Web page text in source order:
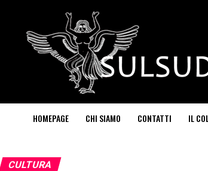
HOMEPAGE CHI SIAMO CONTATTI IL
CULTURA